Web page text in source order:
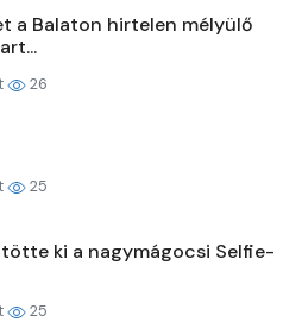
a Balaton hirtelen mélyülő
26
25
ki a nagymágocsi Selfie-
25